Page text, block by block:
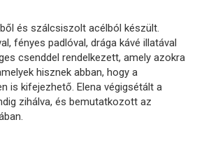
és szálcsiszolt acélból készült.
fényes padlóval, drága kávé illatával
csenddel rendelkezett, amely azokra
hisznek abban, hogy a
is kifejezhető. Elena végigsétált a
zihálva, és bemutatkozott az